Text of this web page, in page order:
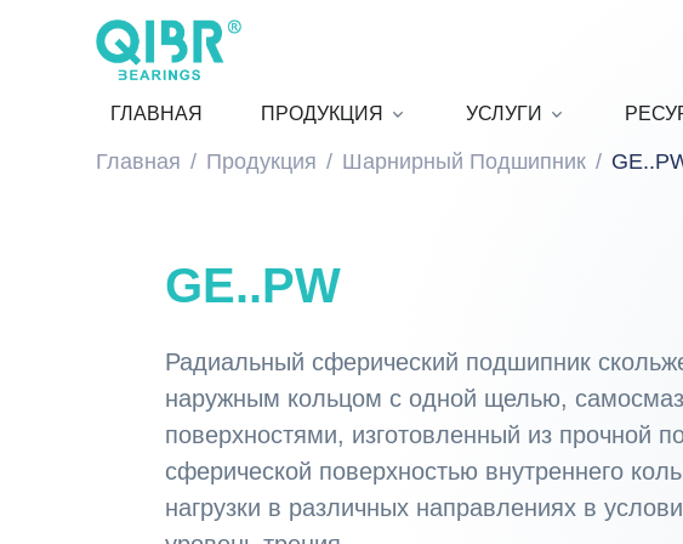
ГЛАВНАЯ ПРОДУКЦИЯ УСЛУГИ
Главная Продукция Шарнирный Подшипник
GE..PW
Радиальный сферический подшипник
наружным кольцом с одной щелью,
поверхностями, изготовленный из прочной
сферической поверхностью внутреннего
нагрузки в различных направлениях в